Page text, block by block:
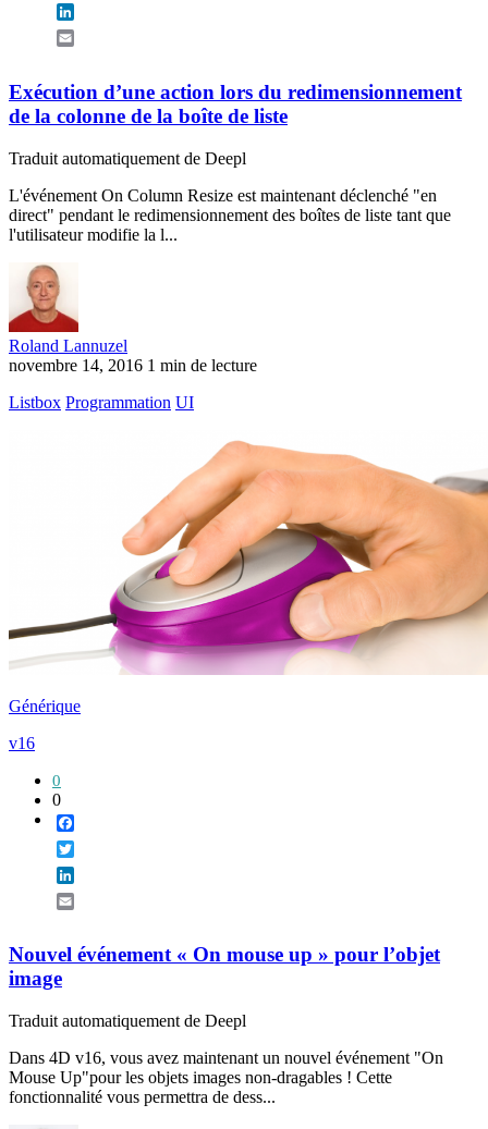
Exécution d’une action lors du redimensionnement
de la colonne de la boîte de liste
Traduit automatiquement de Deepl
L'événement On Column Resize est maintenant déclenché "en
direct" pendant le redimensionnement des boîtes de liste tant que
l'utilisateur modifie la l...
Roland Lannuzel
novembre 14, 2016 1 min de lecture
Listbox Programmation UI
Générique
v16
0
0
Nouvel événement « On mouse up » pour l’objet
image
Traduit automatiquement de Deepl
Dans 4D v16, vous avez maintenant un nouvel événement "On
Mouse Up"pour les objets images non-dragables ! Cette
fonctionnalité vous permettra de dess...